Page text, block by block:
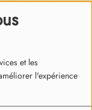
et les
l'expérience